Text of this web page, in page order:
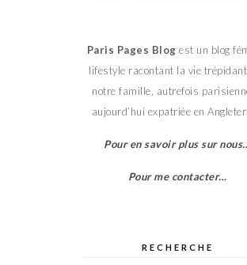
Paris Pages Blog est un blog
lifestyle racontant la vie
notre famille, autrefois
aujourd’hui expatriée en
Pour en savoir plus sur
Pour me contacter…
RECHERCHE